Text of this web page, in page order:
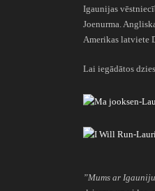
Igaunijas
Joenurma.
Amerikas latviete
Lai iegādātos
”Mums ar